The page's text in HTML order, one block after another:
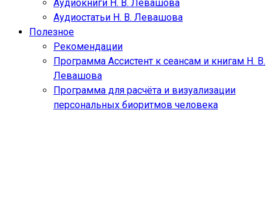
Аудиокниги Н. В. Левашова
Аудиостатьи Н. В. Левашова
Полезное
Рекомендации
Программа Ассистент к сеансам и книгам Н. В.
Левашова
Программа для расчёта и визуализации
персональных биоритмов человека